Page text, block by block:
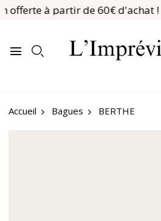
offerte à partir de 60€ d'achat !
Accueil Bagues BERTHE